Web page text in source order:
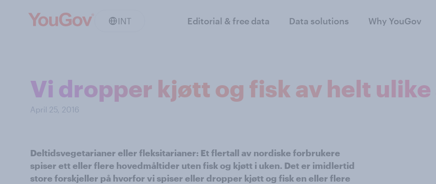
INT Editorial & free data Data solutions Why YouGov
Vi dropper kjøtt og fisk av helt ulike
April 25, 2016
Deltidsvegetarianer eller fleksitarianer: Et flertall av nordiske forbrukere
spiser ett eller flere hovedmåltider uten fisk og kjøtt i uken. Det er imidlertid
store forskjeller på hvorfor vi spiser eller dropper kjøtt og fisk en eller flere